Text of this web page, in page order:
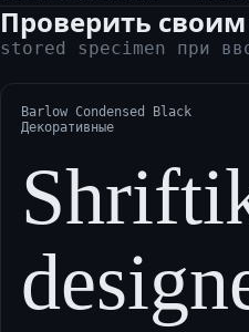
Проверить
stored specimen при
Barlow Condensed Black
Декоративные